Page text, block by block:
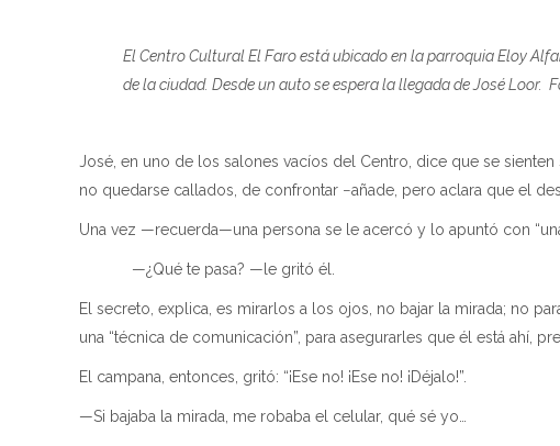
El Centro Cultural El Faro está ubicado en la parroquia Eloy
de la ciudad. Desde un auto se espera la llegada de José Loor.
José, en uno de los salones vacíos del Centro, dice que se
no quedarse callados, de confrontar −añade, pero aclara que el
Una vez —recuerda—una persona se le acercó y lo apuntó con
—¿Qué te pasa? —le gritó él.
El secreto, explica, es mirarlos a los ojos, no bajar la mirada; no
una “técnica de comunicación”, para asegurarles que él está ahí,
El campana, entonces, gritó: “¡Ese no! ¡Ese no! ¡Déjalo!”.
—Si bajaba la mirada, me robaba el celular, qué sé yo…